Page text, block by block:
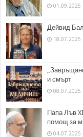
01.09.2025
Дейвид
18.07.2025
и смърт
08.07.2025
Папа Лъв
помощ за
04.07.2025